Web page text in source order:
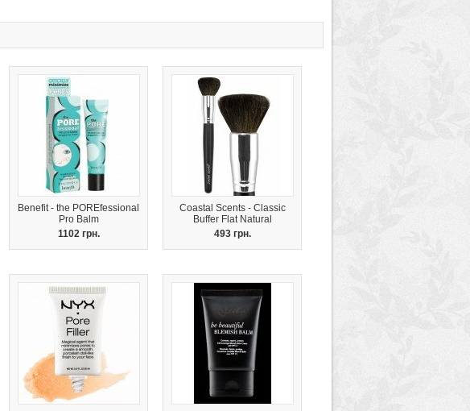
Benefit - the POREfessional
Pro Balm
1102 грн.
Coastal Scents - Classic
Buffer Flat Natural
493 грн.